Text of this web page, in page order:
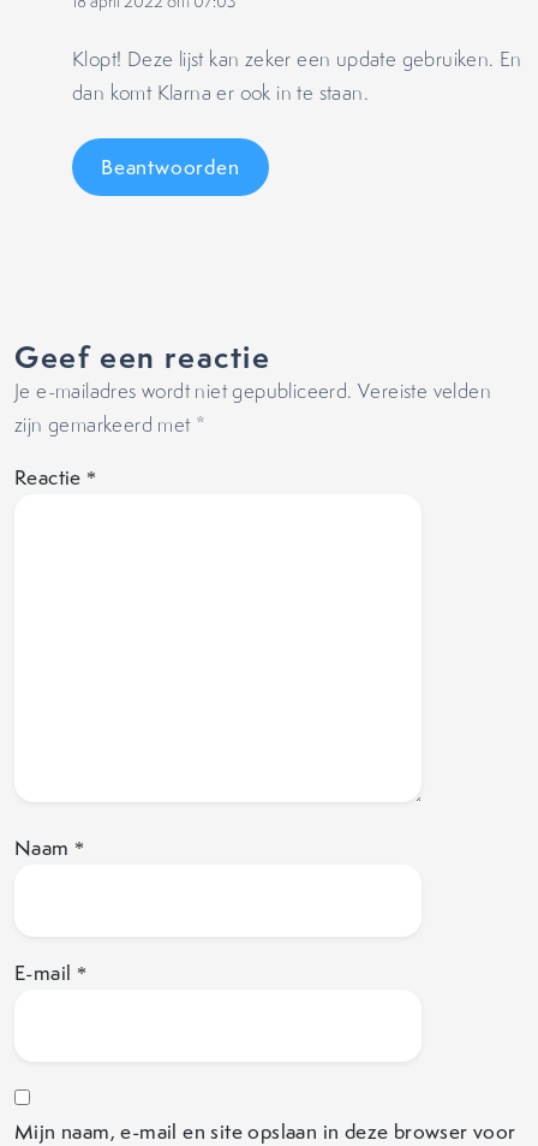
Klopt! Deze lijst kan zeker een update gebruiken. En
dan komt Klarna er ook in te staan.
Beantwoorden
Geef een reactie
Je e-mailadres wordt niet gepubliceerd. Vereiste velden
zijn gemarkeerd met *
Reactie *
Naam *
E-mail *
Mijn naam, e-mail en site opslaan in deze browser voor